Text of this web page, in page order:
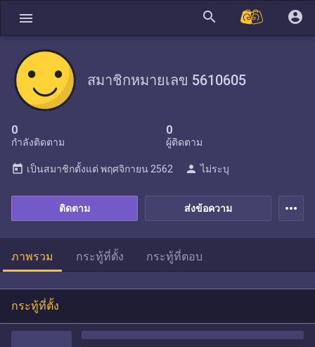
menu search account_circle
สมาชิกหมายเลข 5610605
0
กำลังติดตาม
0
ผู้ติดตาม
ส่งข้อความ
ติดตาม
today เป็นสมาชิกตั้งแต่ พฤศจิกายน 2562 person ไม่ระบุ
more_horiz
ภาพรวม กระทู้ที่ตั้ง กระทู้ที่ตอบ
กระทู้ที่ตั้ง